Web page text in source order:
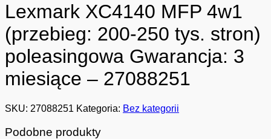
Lexmark XC4140 MFP 4w1
(przebieg: 200-250 tys. stron)
poleasingowa Gwarancja: 3
miesiące – 27088251
SKU: 27088251 Kategoria: Bez kategorii
Podobne produkty